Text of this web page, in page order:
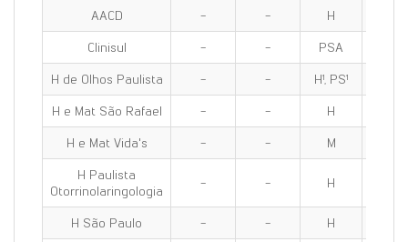
AACD - - H
Clinisul
- - PSA
H de Olhos Paulista
- - H¹, PS¹
H e Mat São Rafael
- - H
H e Mat Vida's
- - M
H Paulista
Otorrinolaringologia
- - H
H São Paulo - - H